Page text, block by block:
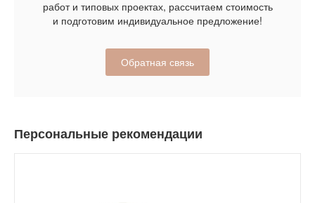
работ и типовых проектах, рассчитаем стоимость
и подготовим индивидуальное предложение!
Обратная связь
Персональные рекомендации